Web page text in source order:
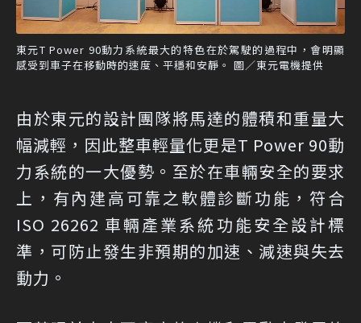
東元T Power 90動力系統最大的特色在於駕駛的過程中，會明顯
感受到車子在移動時的速度、平穩和安靜。 圖／東元電機提供
由於東元的設計團隊將馬達的體積和重量大
幅減輕，因此整車輕量化更是T Power 90動
力系統的一大優勢。至於在車輛安全的要求
上，有內建高可靠之軟體診斷功能，符合
ISO 26262 車輛產業系統功能安全設計標
準，可防止發生非預期的加速、減速與失去
動力。